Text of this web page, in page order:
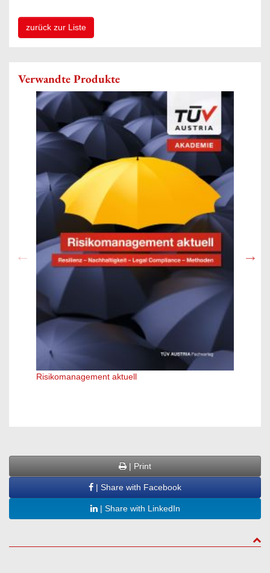
zurück zur Liste
Verwandte Produkte
Risikomanagement aktuell
| Print
| Share with Facebook
| Share with LinkedIn
to